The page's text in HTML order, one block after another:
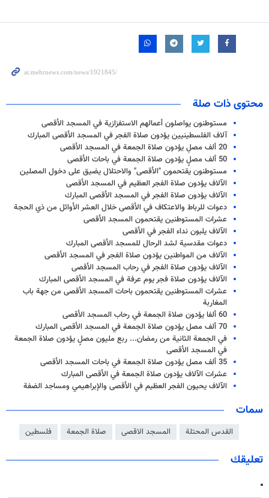
محتوى ذات صلة
مستوطنون يواصلون أعمالهم الاستفزازية في المسجد الأقصى
آلاف الفلسطينيين يؤدون صلاة الفجر في المسجد الأقصى المبارك
20 ألف مصلِ يؤدون صلاة الجمعة في المسجد الأقصى
50 ألف مصلٍ يؤدون صلاة الجمعة في باحات الأقصى
مستوطنون يقتحمون "الأقصى" والاحتلال يضيق على دخول المصلين
الآلاف يؤدون صلاة الفجر العظيم في المسجد الأقصى
الآلاف يؤدون صلاة الفجر في المسجد الأقصى المبارك
دعوات للرباط والاعتكاف في الأقصى خلال العشر الأوائل من ذي الحجة
عشرات المستوطنين يقتحمون المسجد الأقصى
الآلاف يلبون نداء الفجر في الأقصى
دعوات مقدسية لشد الرحال للمسجد الأقصى المبارك
الآلاف من المواطنين يؤدون صلاة الفجر في المسجد الأقصى
الآلاف يؤدون صلاة الفجر في رحاب المسجد الأقصى
الآلاف يؤدون صلاة فجر يوم عرفة في المسجد الأقصى المبارك
عشرات المستوطنين يقتحمون باحات المسجد الأقصى من جهة باب
المغاربة
60 ألفا يؤدون صلاة الجمعة في رحاب المسجد الأقصى
70 ألف مصل يؤدون صلاة الجمعة في المسجد الأقصى المبارك
في الجمعة الثانية من رمضان... ربع مليون مصلٍ يؤدون صلاة الجمعة
في المسجد الأقصى
35 ألف مصل يؤدون صلاة الجمعة في باحات المسجد الأقصى
عشرات الآلاف يؤدون صلاة الجمعة في الأقصى المبارك
الآلاف يحيون الفجر العظيم في الأقصى والإبراهيمي ومساجد الضفة
سمات
القدس المحتلة المسجد الاقصى صلاة الجمعة فلسطين
تعليقك